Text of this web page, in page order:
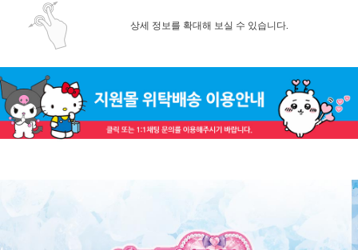
상세 정보를 확대해 보실 수 있습니다.